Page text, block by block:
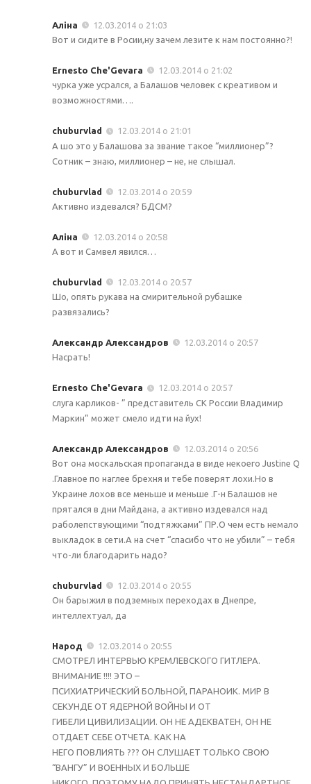
Аліна
12.03.2014 о 21:03
Вот и сидите в Росии,ну зачем лезите к нам постоянно?!
Ernesto Che'Gevara
12.03.2014 о 21:02
чурка уже усрался, а Балашов человек с креативом и
возможностями….
chuburvlad
12.03.2014 о 21:01
А шо это у Балашова за звание такое “миллионер”?
Сотник – знаю, миллионер – не, не слышал.
chuburvlad
12.03.2014 о 20:59
Активно издевался? БДСМ?
Аліна
12.03.2014 о 20:58
А вот и Самвел явился…
chuburvlad
12.03.2014 о 20:57
Шо, опять рукава на смирительной рубашке
развязались?
Александр Александров
12.03.2014 о 20:57
Насрать!
Ernesto Che'Gevara
12.03.2014 о 20:57
слуга карликов- ” представитель СК России Владимир
Маркин” может смело идти на йух!
Александр Александров
12.03.2014 о 20:56
Вот она москальская пропаганда в виде некоего Justine Q
.Главное по наглее брехня и тебе поверят лохи.Но в
Украине лохов все меньше и меньше .Г-н Балашов не
прятался в дни Майдана, а активно издевался над
раболепствующими “подтяжками” ПР.О чем есть немало
выкладок в сети.А на счет “спасибо что не убили” – тебя
что-ли благодарить надо?
chuburvlad
12.03.2014 о 20:55
Он барыжил в подземных переходах в Днепре,
интеллехтуал, да
Народ
12.03.2014 о 20:55
СМОТРЕЛ ИНТЕРВЬЮ КРЕМЛЕВСКОГО ГИТЛЕРА.
ВНИМАНИЕ !!!! ЭТО –
ПСИХИАТРИЧЕСКИЙ БОЛЬНОЙ, ПАРАНОИК. МИР В
СЕКУНДЕ ОТ ЯДЕРНОЙ ВОЙНЫ И ОТ
ГИБЕЛИ ЦИВИЛИЗАЦИИ. ОН НЕ АДЕКВАТЕН, ОН НЕ
ОТДАЕТ СЕБЕ ОТЧЕТА. КАК НА
НЕГО ПОВЛИЯТЬ ??? ОН СЛУШАЕТ ТОЛЬКО СВОЮ
“ВАНГУ” И ВОЕННЫХ И БОЛЬШЕ